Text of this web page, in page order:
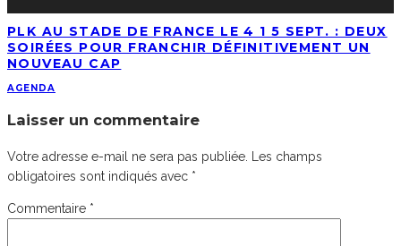
PLK AU STADE DE FRANCE LE 4 1 5 SEPT. : DEUX
SOIRÉES POUR FRANCHIR DÉFINITIVEMENT UN
NOUVEAU CAP
AGENDA
Laisser un commentaire
Votre adresse e-mail ne sera pas publiée.
Les champs
obligatoires sont indiqués avec *
Commentaire *